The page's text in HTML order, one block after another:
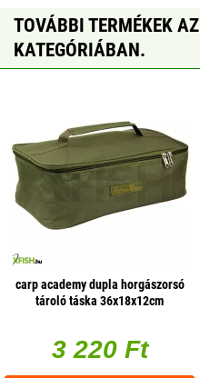
TOVÁBBI TERMÉKEK
KATEGÓRIÁBAN.
carp academy dupla horgászorsó
tároló táska 36x18x12cm
3 220 Ft